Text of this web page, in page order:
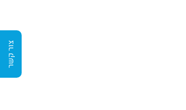
צור קשר